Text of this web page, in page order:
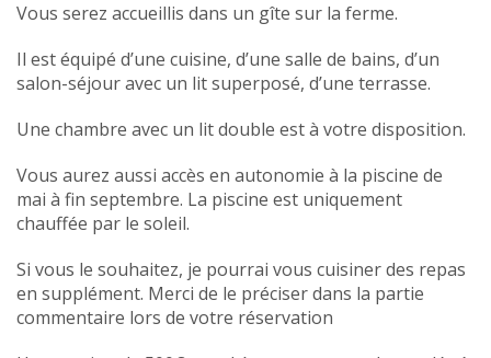
Vous serez accueillis dans un gîte sur la ferme.
Il est équipé d’une cuisine, d’une salle de bains, d’un
salon-séjour avec un lit superposé, d’une terrasse.
Une chambre avec un lit double est à votre disposition.
Vous aurez aussi accès en autonomie à la piscine de
mai à fin septembre. La piscine est uniquement
chauffée par le soleil.
Si vous le souhaitez, je pourrai vous cuisiner des repas
en supplément. Merci de le préciser dans la partie
commentaire lors de votre réservation